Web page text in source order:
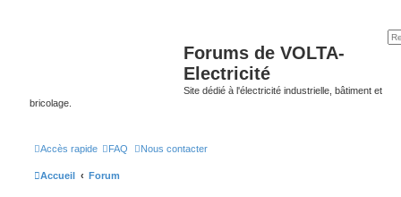
Forums de VOLTA-
Electricité
Site dédié à l'électricité industrielle, bâtiment et
bricolage.
Accès rapide FAQ Nous contacter
Accueil Forum